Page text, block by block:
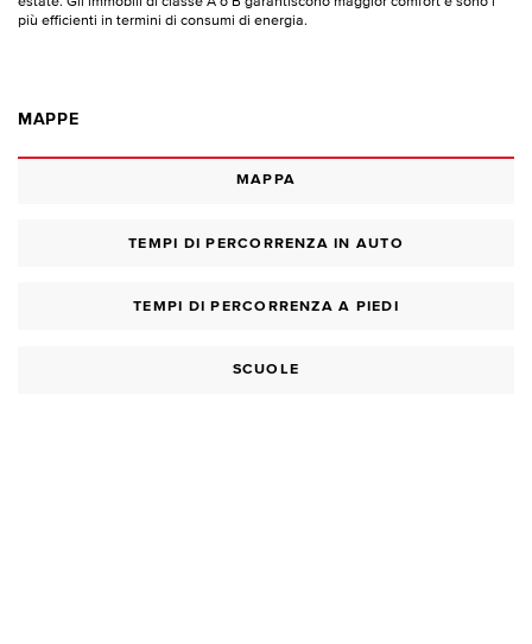
più efficienti in termini di consumi di energia.
MAPPE
MAPPA
TEMPI DI PERCORRENZA IN AUTO
TEMPI DI PERCORRENZA A PIEDI
SCUOLE